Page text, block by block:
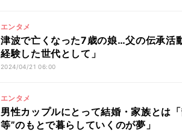
エンタメ
津波で亡くなった7歳の娘…父の伝承活
経験した世代として」
2024/04/21 06:00
エンタメ
男性カップルにとって結婚・家族とは
等”のもとで暮らしていくのが夢」